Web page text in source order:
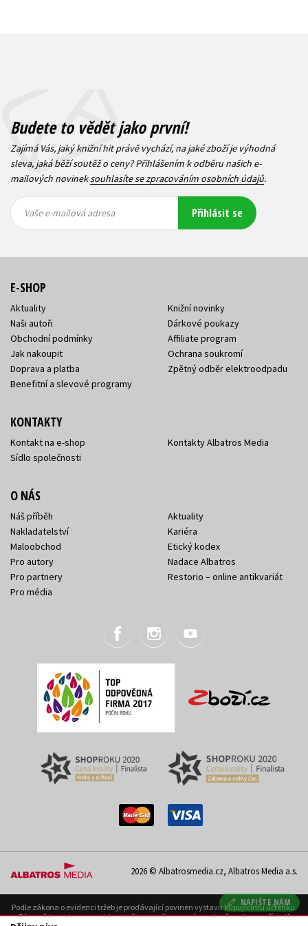
NAPIŠTE NÁM
Budete to vědět jako první!
Zajímá Vás, jaký knižní hit právě vychází, na jaké zboží je výhodná
sleva, jaká běží soutěž o ceny? Přihlášením k odběru našich e-
mailových novineksouhlasíte se zpracováním osobních údajů.
mailová
mailová
Vaše e-mailová adresa Přihlásit se
E-SHOP
Aktuality
Naši autoři
Obchodní podmínky
Jak nakoupit
Doprava a platba
Benefitní a slevové programy
Knižní novinky
Dárkové poukazy
Affiliate program
Ochrana soukromí
Zpětný odběr elektroodpadu
KONTAKTY
Kontakt na e-shop
Sídlo společnosti
Kontakty Albatros Media
O NÁS
Náš příběh
Nakladatelství
Maloobchod
Pro autory
Pro partnery
Pro média
Aktuality
Kariéra
Etický kodex
Nadace Albatros
Restorio – online antikvariát
2026 © Albatrosmedia.cz, Albatros Media a.s.
Podle zákona o evidenci tržeb je prodávající povinen vystavit kupujícímu účtenku.
Zároveň je povinen zaevidovat přijatou tržbu u správce daně on-line; v případě